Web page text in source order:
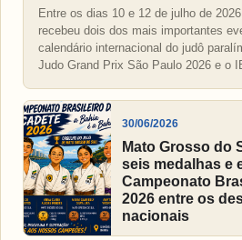
Entre os dias 10 e 12 de julho de
recebeu dois dos mais importantes
calendário internacional do judô
Judo Grand Prix São Paulo 2026 e o
30/06/2026
Mato Grosso do
seis medalhas e
Campeonato
2026 entre os
nacionais